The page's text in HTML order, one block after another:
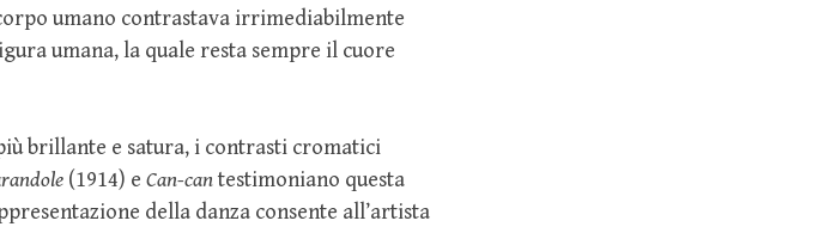
umano contrastava irrimediabilmente
umana, la quale resta sempre il cuore
brillante e satura, i contrasti cromatici
(1914) e Can-cantestimoniano questa
della danza consente all’artista